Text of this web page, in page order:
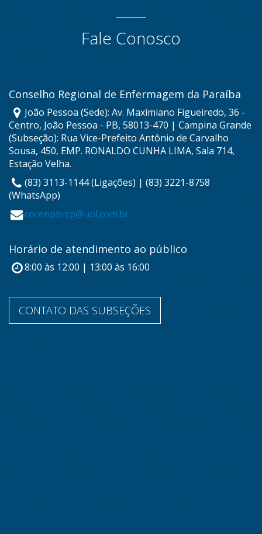
Fale Conosco
Conselho Regional de Enfermagem da Paraíba
João Pessoa (Sede): Av. Maximiano Figueiredo, 36 -
Centro, João Pessoa - PB, 58013-470 | Campina Grande
(Subseção): Rua Vice-Prefeito Antônio de Carvalho
Sousa, 450, EMP. RONALDO CUNHA LIMA, Sala 714,
Estação Velha.
(83) 3113-1144 (Ligações) | (83) 3221-8758
(WhatsApp)
corenpbrcp@uol.com.br
Horário de atendimento ao público
8:00 às 12:00 | 13:00 às 16:00
CONTATO DAS SUBSEÇÕES